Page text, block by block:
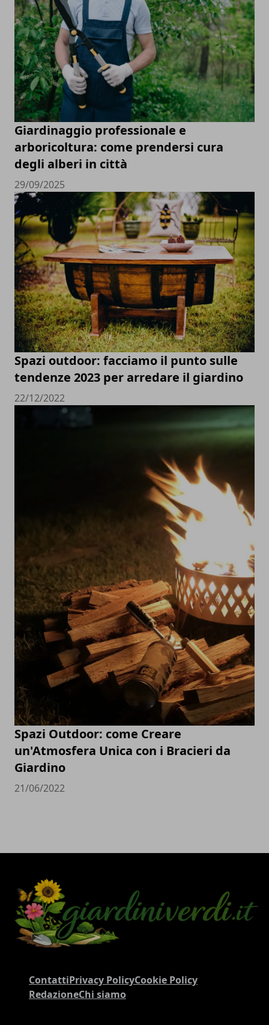
Giardinaggio professionale e
arboricoltura: come prendersi cura
degli alberi in città
29/09/2025
Spazi outdoor: facciamo il punto sulle
tendenze 2023 per arredare il giardino
22/12/2022
Spazi Outdoor: come Creare
un'Atmosfera Unica con i Bracieri da
Giardino
21/06/2022
ContattiPrivacy PolicyCookie Policy
RedazioneChi siamo